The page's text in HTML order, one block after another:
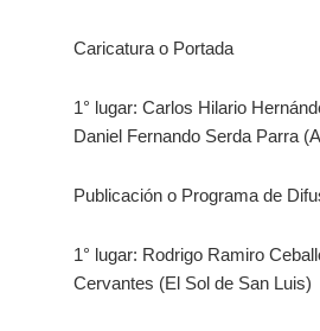
Caricatura o Portada
1° lugar: Carlos Hilario
Daniel Fernando Serda Parra
Publicación o Programa de
1° lugar: Rodrigo Ramiro
Cervantes (El Sol de San Luis)